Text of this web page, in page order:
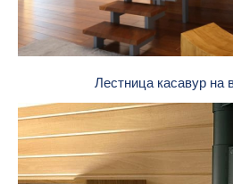
Лестница касавур на